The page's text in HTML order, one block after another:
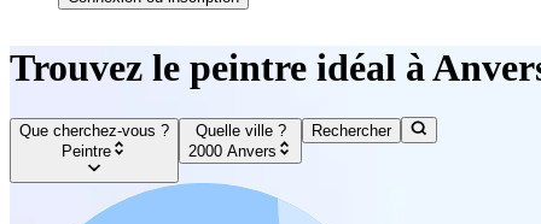
Trouvez le peintre idéal à
Que cherchez-vous ?
Peintre
Quelle ville ?
2000 Anvers
Rechercher